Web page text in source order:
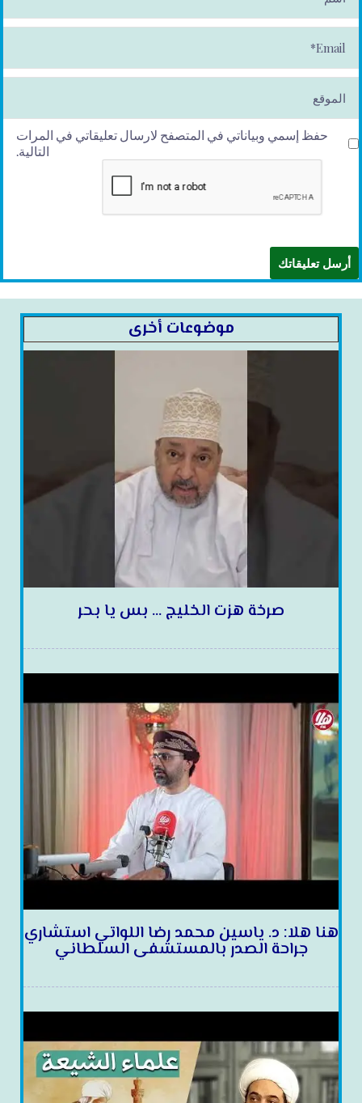
م
*
ai
l*
حفظ إسمي وبياناتي في المتصفح لارسال تعليقاتي في المرات
التالية.
موضوعات أخرى
صرخة هزت الخليج … بس يا بحر
هنا هلا: د. ياسين محمد رضا اللواتي استشاري
جراحة الصدر بالمستشفى السلطاني